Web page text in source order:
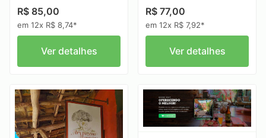
R$ 85,00
em 12x R$ 8,74*
Ver detalhes
R$ 77,00
em 12x R$ 7,92*
Ver detalhes